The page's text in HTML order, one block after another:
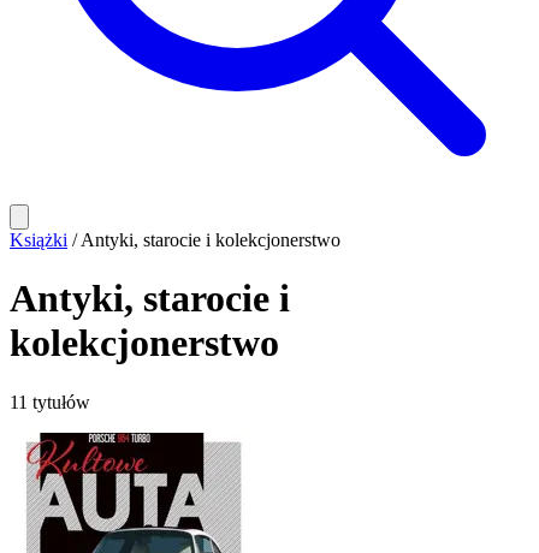
Książki / Antyki, starocie i kolekcjonerstwo
Antyki, starocie i
kolekcjonerstwo
11 tytułów